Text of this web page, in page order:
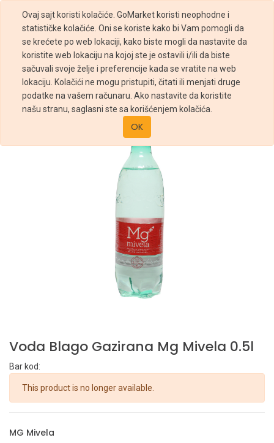
Ovaj sajt koristi kolačiće. GoMarket koristi neophodne i
statističke kolačiće. Oni se koriste kako bi Vam pomogli da
se krećete po web lokaciji, kako biste mogli da nastavite da
koristite web lokaciju na kojoj ste je ostavili i/ili da biste
sačuvali svoje želje i preferencije kada se vratite na web
lokaciju. Kolačići ne mogu pristupiti, čitati ili menjati druge
podatke na vašem računaru. Ako nastavite da koristite
našu stranu, saglasni ste sa korišćenjem kolačića.
OK
Prodavnica
Gazirana voda
Voda Blago Gazirana Mg Mivela 0.5l
Voda Blago Gazirana Mg Mivela 0.5l
Bar kod:
This product is no longer available.
MG Mivela